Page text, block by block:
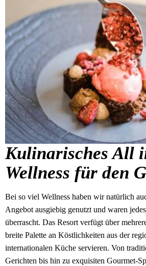
Kulinarisches All
Wellness für den
Bei so viel Wellness haben wir natürlich
Angebot ausgiebig genutzt und waren
überrascht. Das Resort verfügt über
breite Palette an Köstlichkeiten aus der
internationalen Küche servieren. Von
Gerichten bis hin zu exquisiten Gourmet-